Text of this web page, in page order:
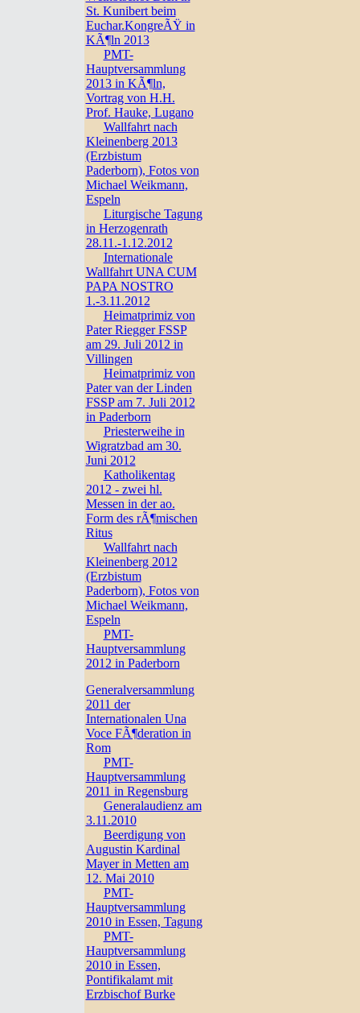
St. Kunibert beim
Euchar.KongreÃŸ in
KÃ¶ln 2013
PMT-
Hauptversammlung
2013 in KÃ¶ln,
Vortrag von H.H.
Prof. Hauke, Lugano
Wallfahrt nach
Kleinenberg 2013
(Erzbistum
Paderborn), Fotos von
Michael Weikmann,
Espeln
Liturgische Tagung
in Herzogenrath
28.11.-1.12.2012
Internationale
Wallfahrt UNA CUM
PAPA NOSTRO
1.-3.11.2012
Heimatprimiz von
Pater Riegger FSSP
am 29. Juli 2012 in
Villingen
Heimatprimiz von
Pater van der Linden
FSSP am 7. Juli 2012
in Paderborn
Priesterweihe in
Wigratzbad am 30.
Juni 2012
Katholikentag
2012 - zwei hl.
Messen in der ao.
Form des rÃ¶mischen
Ritus
Wallfahrt nach
Kleinenberg 2012
(Erzbistum
Paderborn), Fotos von
Michael Weikmann,
Espeln
PMT-
Hauptversammlung
2012 in Paderborn
Generalversammlung
2011 der
Internationalen Una
Voce FÃ¶deration in
Rom
PMT-
Hauptversammlung
2011 in Regensburg
Generalaudienz am
3.11.2010
Beerdigung von
Augustin Kardinal
Mayer in Metten am
12. Mai 2010
PMT-
Hauptversammlung
2010 in Essen, Tagung
PMT-
Hauptversammlung
2010 in Essen,
Pontifikalamt mit
Erzbischof Burke